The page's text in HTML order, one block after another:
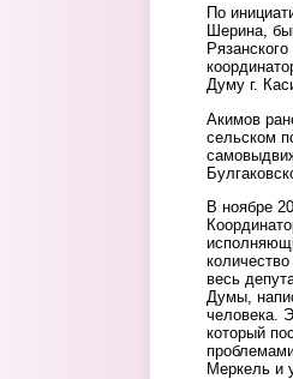
По
Шерина,
Думу г.
Акимов
сельском
В ноябре
весь
Думы,
человека.
который
Меркель и